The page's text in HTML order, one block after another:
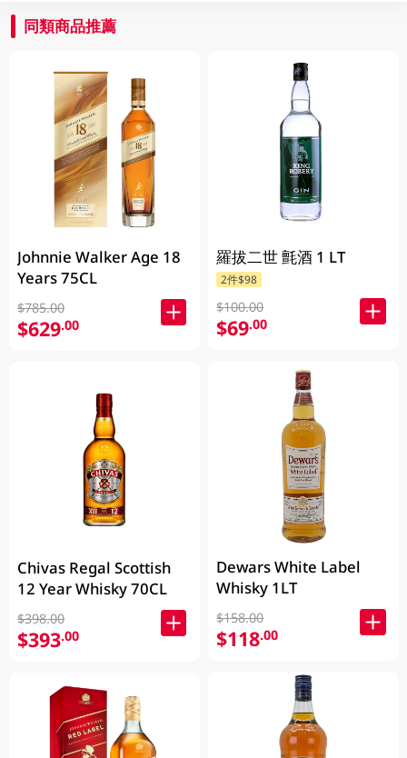
同類商品推薦
Johnnie Walker Age 18
Years 75CL
$785.00
$629.00
Chivas Regal Scottish
12 Year Whisky 70CL
$398.00
$393.00
羅拔二世 氈酒 1 LT
2件$98
$100.00
$69.00
Dewars White Label
Whisky 1LT
$158.00
$118.00